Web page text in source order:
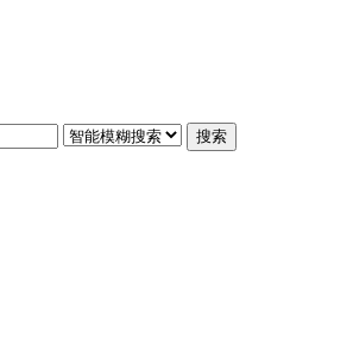
搜索